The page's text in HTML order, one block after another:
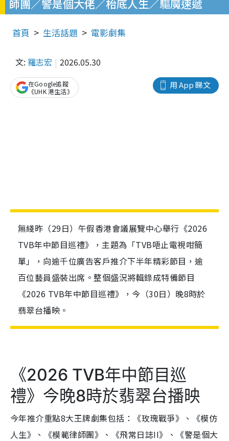
師團／警是個大佬／枱底人生／驅魔速遞
首頁 生活話題 電影劇集
文: 羅志宏 2026.05.30
用 App 睇文
在Google追蹤
《UHK 港生活》
無綫昨（29日）午假香港會議展覽中心舉行《2026
TVB年中節目巡禮》，主題為「TVB唔止電視咁簡
單」，向逾千位廣告客戶推介下半年精彩節目，逾
百位藝員盛裝出席。整個盛況將輯錄成特備節目
《2026 TVB年中節目巡禮》，今（30日）晚8時於
翡翠台播映。
《2026 TVB年中節目巡
禮》今晚8時於翡翠台播映
今年推介重點8大王牌劇集包括：《玫瑰戰爭》、《模仿
人生》、《模範律師團》、《飛常日誌II》、《警是個大